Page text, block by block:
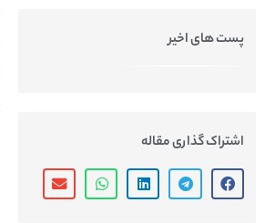
پست های اخیر
اشتراک گذاری مقاله